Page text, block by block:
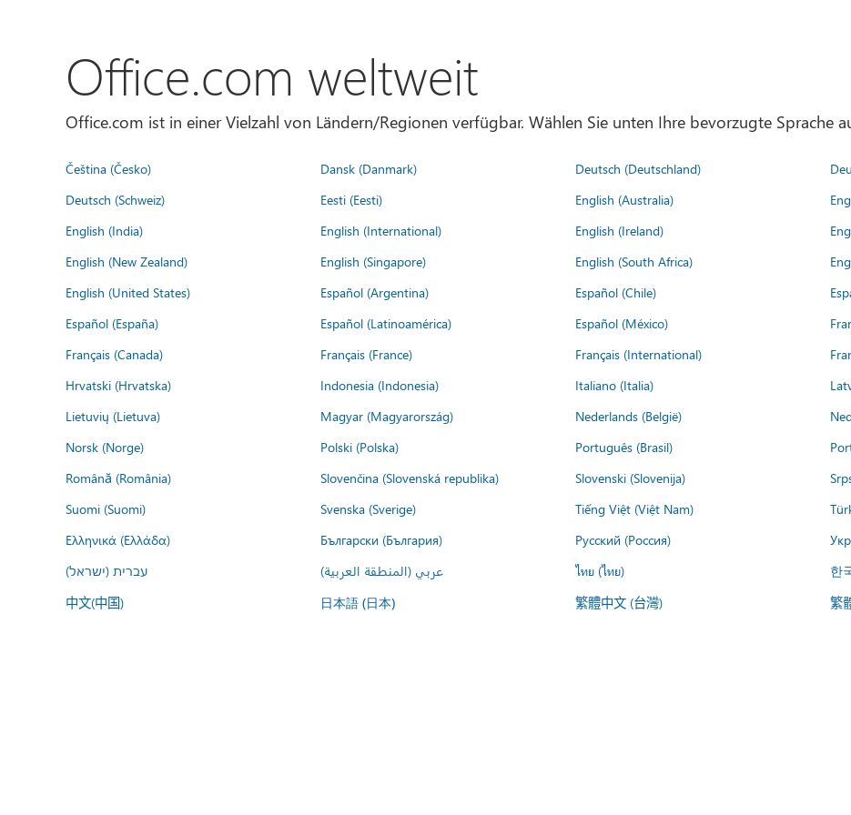
Office.com weltweit
Office.com ist in einer Vielzahl von Ländern/Regionen verfügbar. Wählen Sie unten Ihre bevorzugte Sprache
Čeština (Česko) Dansk (Danmark) Deutsch (Deutschland)
Deutsch (Schweiz)
Eesti (Eesti) English (Australia)
English (India)
English (International) English (Ireland)
English (New Zealand)
English (Singapore) English (South Africa)
English (United States)
Español (Argentina) Español (Chile)
Español (España)
Español (Latinoamérica) Español (México)
Français (Canada)
Français (France) Français (International)
Hrvatski (Hrvatska)
Indonesia (Indonesia) Italiano (Italia)
Lietuvių (Lietuva)
Magyar (Magyarország) Nederlands (België)
Norsk (Norge)
Polski (Polska) Português (Brasil)
Română (România)
Slovenčina (Slovenská republika) Slovenski (Slovenija)
Suomi (Suomi)
Svenska (Sverige) Tiếng Việt (Việt Nam)
Ελληνικά (Ελλάδα)
Български (България) Русский (Россия)
עברית (ישראל)
عربي (المنطقة العربية) ไทย (ไทย) 한
中文(中国) 日本語 (日本) 繁體中文 (台灣) 繁